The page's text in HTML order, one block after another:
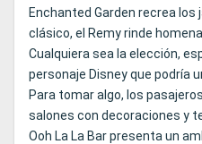
Enchanted Garden recrea los
clásico, el Remy rinde
Cualquiera sea la elección,
personaje Disney que podría
Para tomar algo, los
salones con decoraciones y
Ooh La La Bar presenta un